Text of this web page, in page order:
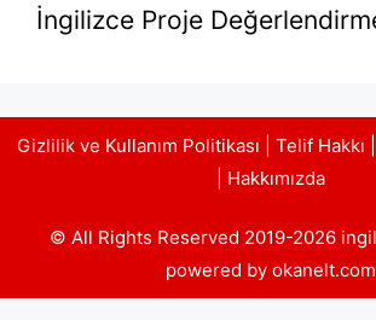
İngilizce Proje
Gizlilik ve Kullanım Politikası Telif Hakkı
Hakkımızda
© All Rights Reserved 2019-2026
powered by okanelt.com